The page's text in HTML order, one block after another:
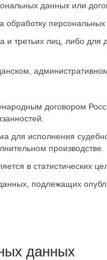
данных или
обработку
третьих лиц, либо
договором
исполнения
производстве.
в статистических
подлежащих
данных